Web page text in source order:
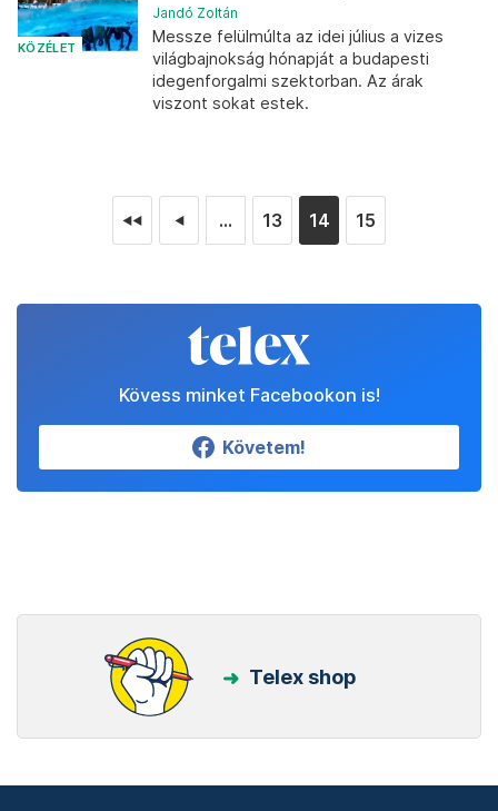
KÖZÉLET
Jandó Zoltán
Messze felülmúlta az idei július a vizes
világbajnokság hónapját a budapesti
idegenforgalmi szektorban. Az árak
viszont sokat estek.
◄◄ ◄ ... 13 14 15
Kövess minket Facebookon is!
Követem!
Telex shop